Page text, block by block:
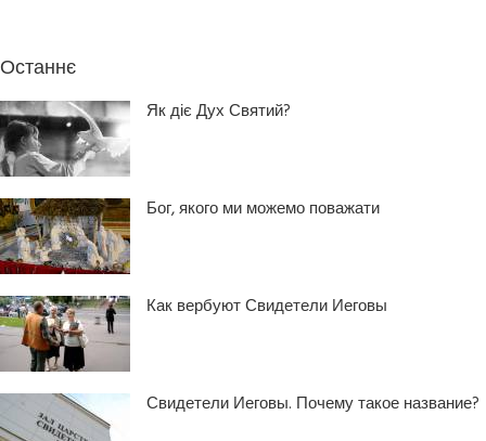
Останнє
Як діє Дух Святий?
Бог, якого ми можемо поважати
Как вербуют Свидетели Иеговы
Свидетели Иеговы. Почему такое название?